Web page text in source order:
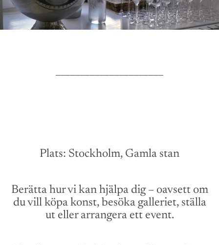
Plats: Stockholm, Gamla stan
Berätta hur vi kan hjälpa dig – oavsett om
du vill köpa konst, besöka galleriet, ställa
ut eller arrangera ett event.